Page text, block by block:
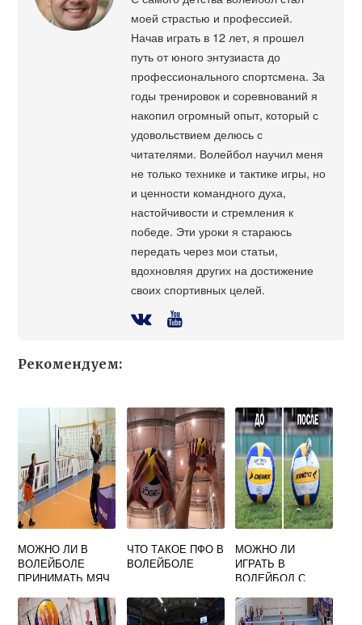
моей страстью и профессией.
Начав играть в 12 лет, я прошел
путь от юного энтузиаста до
профессионального спортсмена. За
годы тренировок и соревнований я
накопил огромный опыт, который с
удовольствием делюсь с
читателями. Волейбол научил меня
не только технике и тактике игры, но
и ценности командного духа,
настойчивости и стремления к
победе. Эти уроки я стараюсь
передать через мои статьи,
вдохновляя других на достижение
своих спортивных целей.
Рекомендуем:
МОЖНО ЛИ В
ВОЛЕЙБОЛЕ
ПРИНИМАТЬ МЯЧ
ЧТО ТАКОЕ ПФО В
ВОЛЕЙБОЛЕ
МОЖНО ЛИ
ИГРАТЬ В
ВОЛЕЙБОЛ С